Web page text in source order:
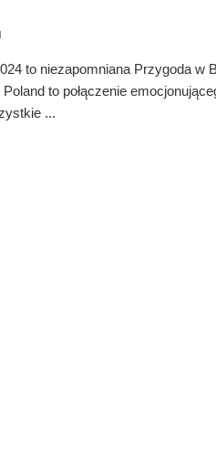
to niezapomniana Przygoda w
to połączenie
...